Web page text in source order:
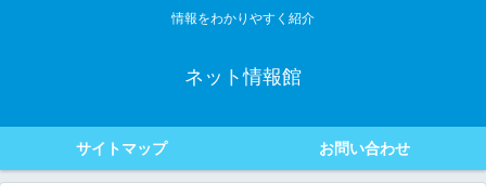
情報をわかりやすく紹介
ネット情報館
サイトマップ お問い合わせ